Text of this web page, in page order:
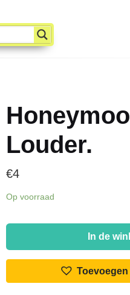
Louder.
€4
Op voorraad
Louder.
In de